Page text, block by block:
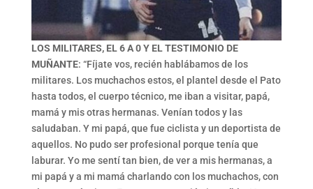
LOS MILITARES, EL 6 A 0 Y EL TESTIMONIO DE
MUÑANTE: “Fíjate vos, recién hablábamos de los
militares. Los muchachos estos, el plantel desde el Pato
hasta todos, el cuerpo técnico, me iban a visitar, papá,
mamá y mis otras hermanas. Venían todos y las
saludaban. Y mi papá, que fue ciclista y un deportista de
aquellos. No pudo ser profesional porque tenía que
laburar. Yo me sentí tan bien, de ver a mis hermanas, a
mi papá y a mi mamá charlando con los muchachos, con